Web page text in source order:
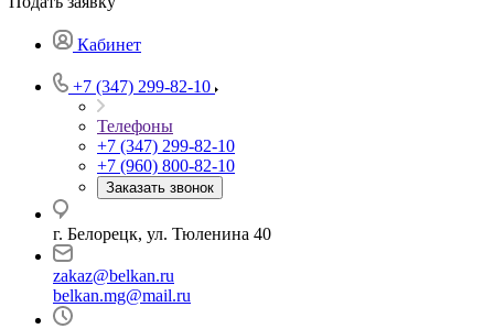
Кабинет
+7 (347) 299-82-10
Телефоны
+7 (347) 299-82-10
+7 (960) 800-82-10
Заказать звонок
г. Белорецк, ул. Тюленина 40
zakaz@belkan.ru
belkan.mg@mail.ru